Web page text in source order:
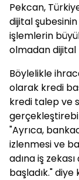
Pekcan,
dijital
işlemlerin
olmadan dijital
Böylelikle
olarak kredi
kredi talep ve
"Ayrıca,
izlenmesi ve
adına iş
başladık." diye